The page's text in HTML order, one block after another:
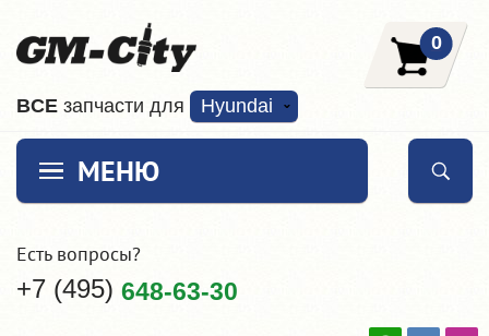
ВCE запчасти для Hyundai
0
МЕНЮ
Есть вопросы?
+7 (495) 648-63-30